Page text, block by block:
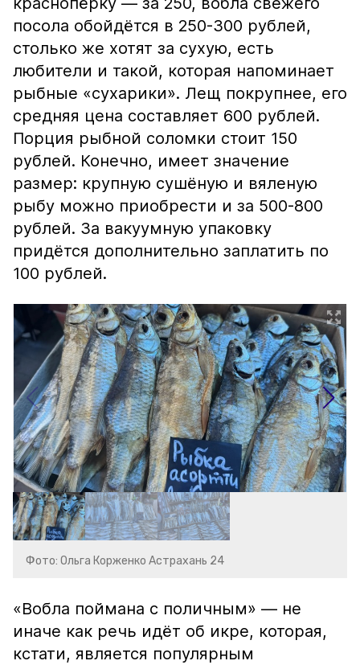
посола обойдётся в 250-300 рублей,
столько же хотят за сухую, есть
любители и такой, которая напоминает
рыбные «сухарики». Лещ покрупнее, его
средняя цена составляет 600 рублей.
Порция рыбной соломки стоит 150
рублей. Конечно, имеет значение
размер: крупную сушёную и вяленую
рыбу можно приобрести и за 500-800
рублей. За вакуумную упаковку
придётся дополнительно заплатить по
100 рублей.
Фото: Ольга Корженко Астрахань 24
«Вобла поймана с поличным» — не
иначе как речь идёт об икре, которая,
кстати, является популярным